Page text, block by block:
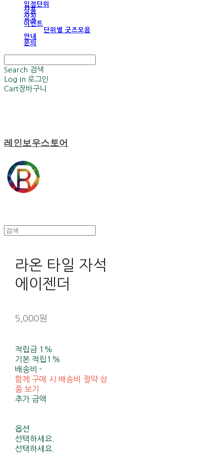
입점단위
상품
상징
이벤트
단위별 굿즈모음
안내
문의
Search 검색
Log In 로그인
Cart장바구니
레인보우스토어
라온 타일 자석
에이젠더
5,000원
적립금 1%
기본 적립 1%
배송비-
함께 구매 시 배송비 절약 상
품 보기
추가 금액
옵션
선택하세요.
선택하세요.